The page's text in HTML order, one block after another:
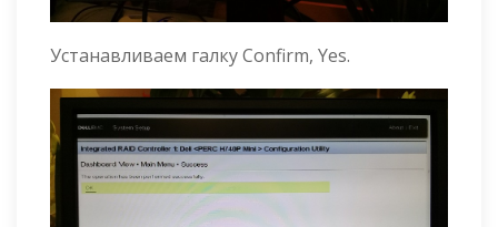
Устанавливаем галку Confirm, Yes.